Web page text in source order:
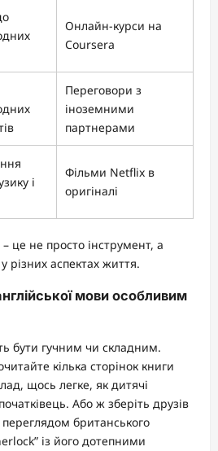
Онлайн-курси на
Coursera
Переговори з
іноземними
партнерами
і
Фільми Netflix в
оригіналі
це не просто інструмент, а
різних аспектах життя.
мови особливим
бути гучним чи складним.
кілька сторінок книги
щось легке, як дитячі
Або ж зберіть друзів
переглядом британського
із його дотепними